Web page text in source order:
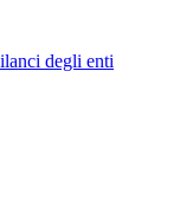
degli enti